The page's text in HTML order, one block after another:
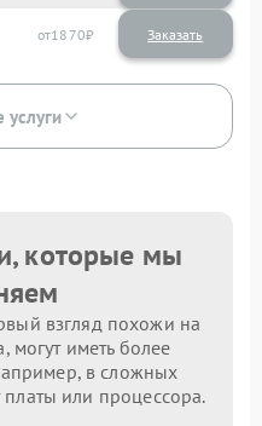
1870
услуги
которые мы
взгляд похожи на
могут иметь более
в сложных
платы или процессора.